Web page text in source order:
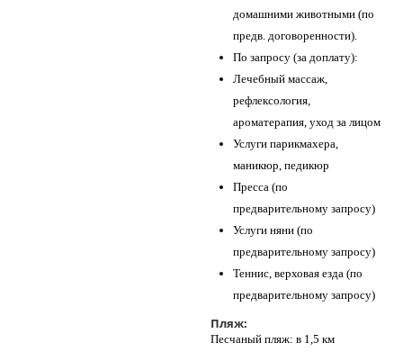
домашними животными (по
предв. договоренности).
По запросу (за доплату):
Лечебный массаж,
рефлексология,
ароматерапия, уход за лицом
Услуги парикмахера,
маникюр, педикюр
Пресса (по
предварительному запросу)
Услуги няни (по
предварительному запросу)
Теннис, верховая езда (по
предварительному запросу)
Пляж:
Песчаный пляж: в 1,5 км